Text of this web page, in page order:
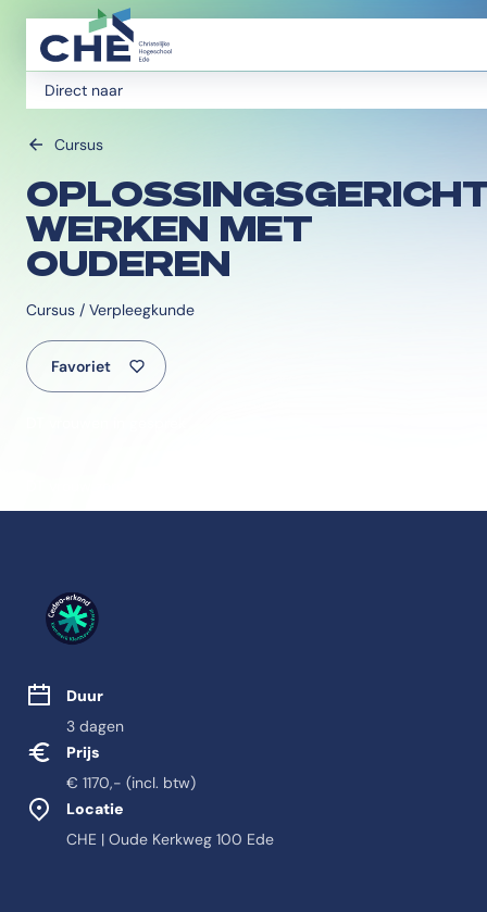
Direct naar
Cursus
WERKEN MET
OUDEREN
Cursus / Verpleegkunde
Favoriet
Duur
3 dagen
Prijs
€ 1170,- (incl. btw)
Locatie
CHE | Oude Kerkweg 100 Ede